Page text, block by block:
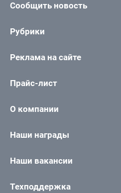
Сообщить новость
Рубрики
Реклама на сайте
Прайс-лист
О компании
Наши награды
Наши вакансии
Техподдержка